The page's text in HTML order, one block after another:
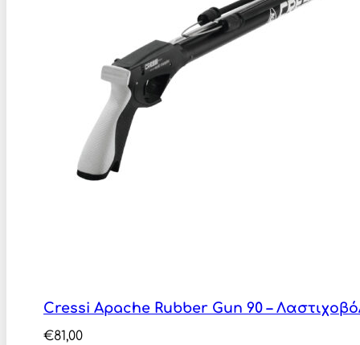
Cressi Apache Rubber Gun 90 –
€81,00